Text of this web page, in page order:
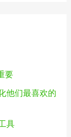
要
他们最喜欢的
具